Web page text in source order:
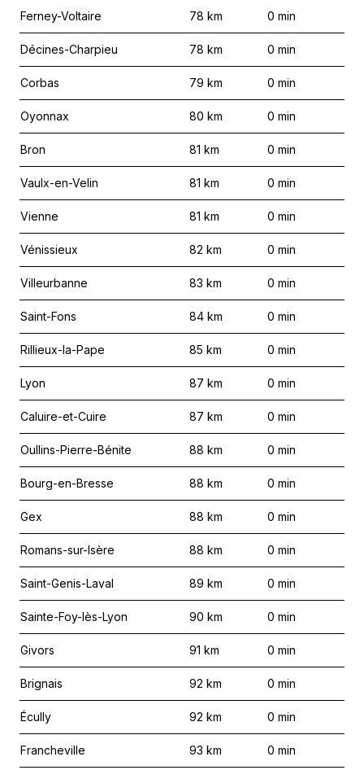
Ferney-Voltaire 78 km 0 min
Décines-Charpieu 78 km 0 min
Corbas 79 km 0 min
Oyonnax 80 km 0 min
Bron 81 km 0 min
Vaulx-en-Velin 81 km 0 min
Vienne 81 km 0 min
Vénissieux 82 km 0 min
Villeurbanne 83 km 0 min
Saint-Fons 84 km 0 min
Rillieux-la-Pape 85 km 0 min
Lyon 87 km 0 min
Caluire-et-Cuire 87 km 0 min
Oullins-Pierre-Bénite 88 km 0 min
Bourg-en-Bresse 88 km 0 min
Gex 88 km 0 min
Romans-sur-Isère 88 km 0 min
Saint-Genis-Laval 89 km 0 min
Sainte-Foy-lès-Lyon 90 km 0 min
Givors 91 km 0 min
Brignais 92 km 0 min
Écully 92 km 0 min
Francheville 93 km 0 min